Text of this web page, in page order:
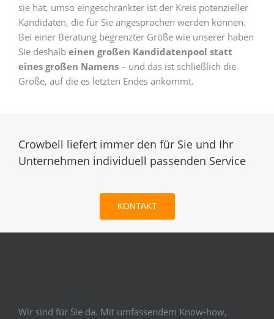
sie hat, umso eingeschränkter ist der Kreis potenzieller
Kandidaten, die für Sie angesprochen werden können.
Bei einer Beratung begrenzter Größe wie unserer haben
Sie deshalb einen großen Kandidatenpool statt
eines großen Namens – und das ist schließlich die
Größe, auf die es letzten Endes ankommt.
Crowbell liefert immer den für Sie und Ihr
Unternehmen individuell passenden Service
KONTAKT
Wir sind für Sie da. Mit umfassendem Know-how,